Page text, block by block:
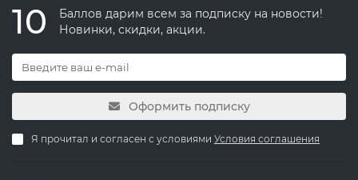
10
Баллов дарим всем за подписку на новости!
Новинки, скидки, акции.
Оформить подписку
Я прочитал и согласен с условиями Условия соглашения